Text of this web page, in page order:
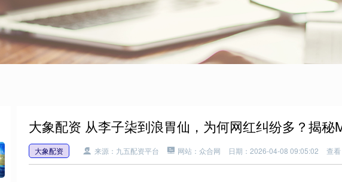
大象配资 从李子柒到浪胃仙，为何网红纠纷多？揭秘
大象配资 来源：九五配资平台 网站：众合网 日期：2026-04-08 09:05:02 查